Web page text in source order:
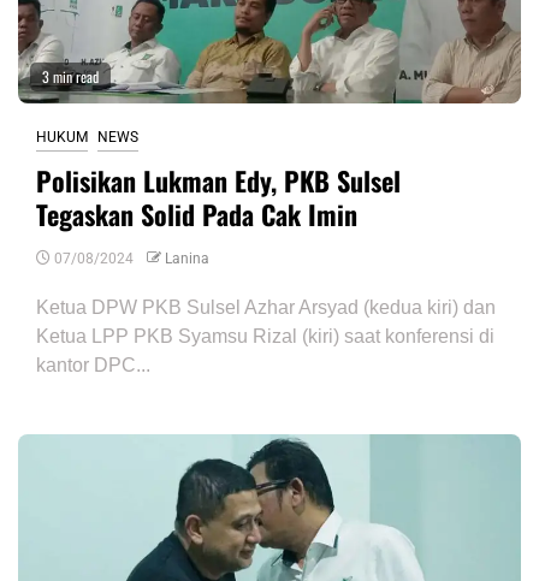
3 min read
HUKUM NEWS
Polisikan Lukman Edy, PKB Sulsel
Tegaskan Solid Pada Cak Imin
07/08/2024 Lanina
Ketua DPW PKB Sulsel Azhar Arsyad (kedua kiri) dan
Ketua LPP PKB Syamsu Rizal (kiri) saat konferensi di
kantor DPC...